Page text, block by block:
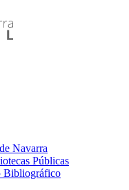
Navarra
Públicas
Bibliográfico